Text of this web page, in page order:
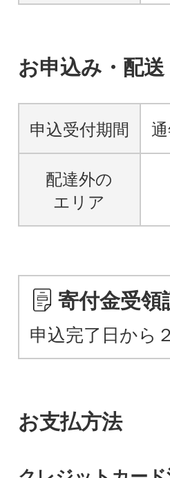
お申込み・配
申込受付期間
配達外の
エリア
寄付金受領
申込完了日から
お支払方法